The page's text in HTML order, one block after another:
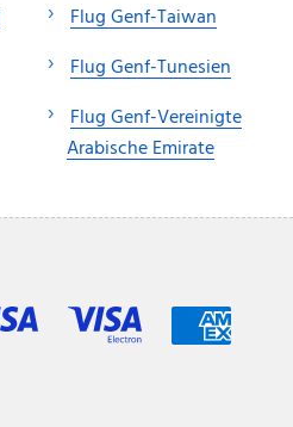
Flug Genf-Taiwan
Flug Genf-Tunesien
Flug Genf-Vereinigte
Arabische Emirate